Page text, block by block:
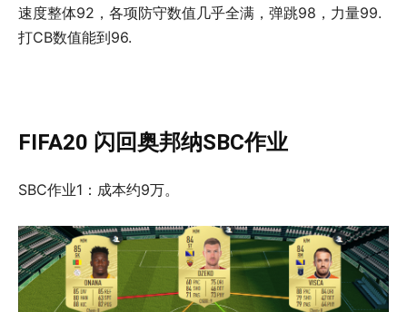
速度整体92，各项防守数值几乎全满，弹跳98，力量99.
打CB数值能到96.
FIFA20 闪回奥邦纳SBC作业
SBC作业1：成本约9万。